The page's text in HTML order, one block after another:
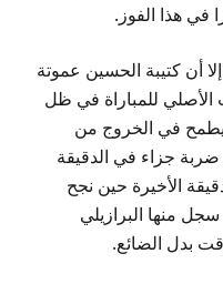
في هذا الفوز.
أن كتيبة الحسين عموتة
للمباراة في ظل
يطمح في الخروج من
جزاء في الدقيقة
الأخيرة حين نجح
منها البرازيلي
بدل الضائع.